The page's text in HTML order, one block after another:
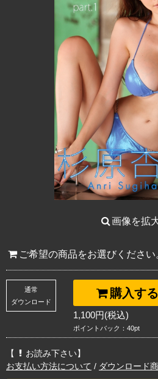
画像を拡
ご希望の商品をお選びください
購入する
通常
ダウンロード
1,100円(税込)
ポイントバック：40pt
【
お読み下さい】
お支払い方法について / ダウンロード